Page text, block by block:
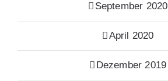
September 2020
April 2020
Dezember 2019